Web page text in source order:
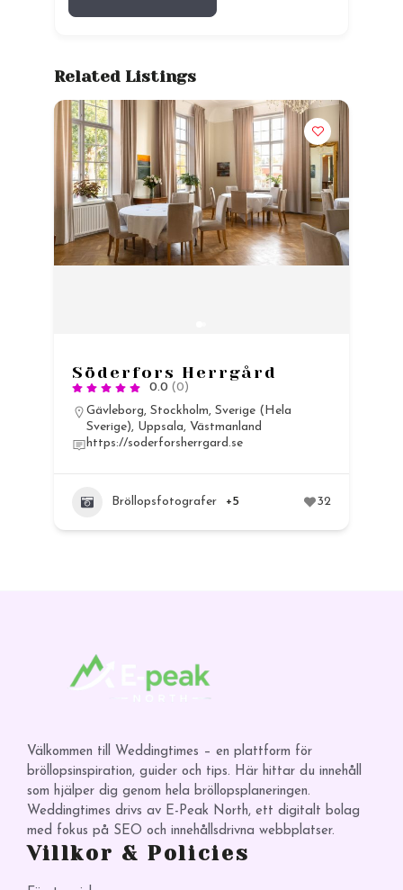
Related Listings
Söderfors Herrgård
0.0 (0)
Gävleborg, Stockholm, Sverige (Hela
Sverige), Uppsala, Västmanland
https://soderforsherrgard.se
Bröllopsfotografer +5 32
Välkommen till Weddingtimes – en plattform för
bröllopsinspiration, guider och tips. Här hittar du innehåll
som hjälper dig genom hela bröllopsplaneringen.
Weddingtimes drivs av E-Peak North, ett digitalt bolag
med fokus på SEO och innehållsdrivna webbplatser.
Villkor & Policies